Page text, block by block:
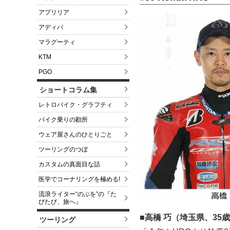
アプリリア
アディバ
マラグーティ
KTM
PGO
ショートコラム集
レトロバイク・グラフティ
バイク乗りの勘所
ウェア屋さんのひとりごと
ツーリングのつぼ
カスタムの真面目な話
医学でコーナリングを極める!
流浪ライター“のぶを”の『た
びたび、旅へ』
ツーリング
■高橋 巧（埼玉県、35